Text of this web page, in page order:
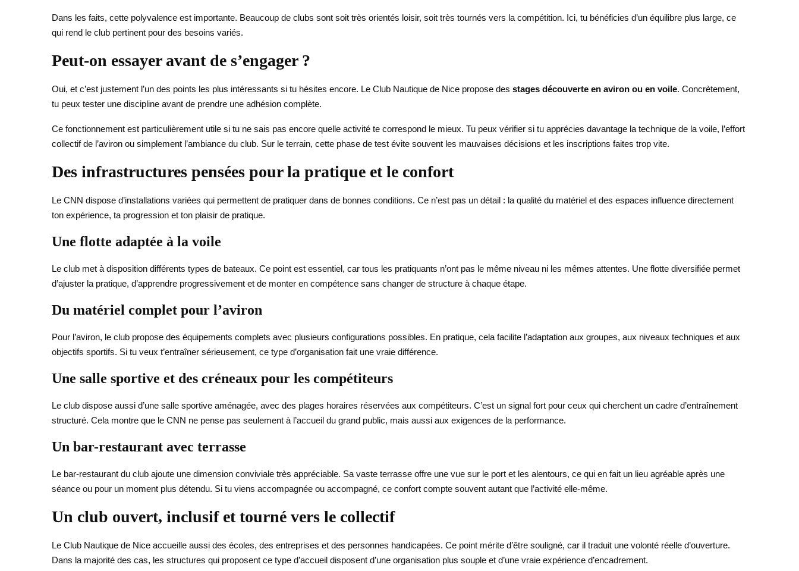
Dans les faits, cette polyvalence est importante. Beaucoup de clubs sont soit très orientés loisir, soit très tournés vers la compétition. Ici, tu bénéficies d’un équilibre plus large, ce
qui rend le club pertinent pour des besoins variés.
Peut-on essayer avant de s’engager ?
Oui, et c’est justement l’un des points les plus intéressants si tu hésites encore. Le Club Nautique de Nice propose des stages découverte en aviron ou en voile. Concrètement,
tu peux tester une discipline avant de prendre une adhésion complète.
Ce fonctionnement est particulièrement utile si tu ne sais pas encore quelle activité te correspond le mieux. Tu peux vérifier si tu apprécies davantage la technique de la voile, l’effort
collectif de l’aviron ou simplement l’ambiance du club. Sur le terrain, cette phase de test évite souvent les mauvaises décisions et les inscriptions faites trop vite.
Des infrastructures pensées pour la pratique et le confort
Le CNN dispose d’installations variées qui permettent de pratiquer dans de bonnes conditions. Ce n’est pas un détail : la qualité du matériel et des espaces influence directement
ton expérience, ta progression et ton plaisir de pratique.
Une flotte adaptée à la voile
Le club met à disposition différents types de bateaux. Ce point est essentiel, car tous les pratiquants n’ont pas le même niveau ni les mêmes attentes. Une flotte diversifiée permet
d’ajuster la pratique, d’apprendre progressivement et de monter en compétence sans changer de structure à chaque étape.
Du matériel complet pour l’aviron
Pour l’aviron, le club propose des équipements complets avec plusieurs configurations possibles. En pratique, cela facilite l’adaptation aux groupes, aux niveaux techniques et aux
objectifs sportifs. Si tu veux t’entraîner sérieusement, ce type d’organisation fait une vraie différence.
Une salle sportive et des créneaux pour les compétiteurs
Le club dispose aussi d’une salle sportive aménagée, avec des plages horaires réservées aux compétiteurs. C’est un signal fort pour ceux qui cherchent un cadre d’entraînement
structuré. Cela montre que le CNN ne pense pas seulement à l’accueil du grand public, mais aussi aux exigences de la performance.
Un bar-restaurant avec terrasse
Le bar-restaurant du club ajoute une dimension conviviale très appréciable. Sa vaste terrasse offre une vue sur le port et les alentours, ce qui en fait un lieu agréable après une
séance ou pour un moment plus détendu. Si tu viens accompagnée ou accompagné, ce confort compte souvent autant que l’activité elle-même.
Un club ouvert, inclusif et tourné vers le collectif
Le Club Nautique de Nice accueille aussi des écoles, des entreprises et des personnes handicapées. Ce point mérite d’être souligné, car il traduit une volonté réelle d’ouverture.
Dans la majorité des cas, les structures qui proposent ce type d’accueil disposent d’une organisation plus souple et d’une vraie expérience d’encadrement.